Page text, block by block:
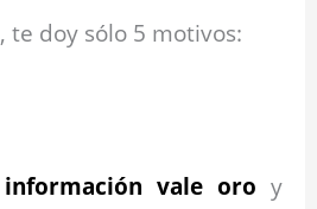
doy sólo 5 motivos:
vale oro y